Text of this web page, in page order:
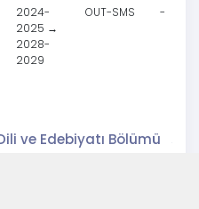
2024-
2025 →
2028-
2029
OUT-SMS -
ve Edebiyatı Bölümü